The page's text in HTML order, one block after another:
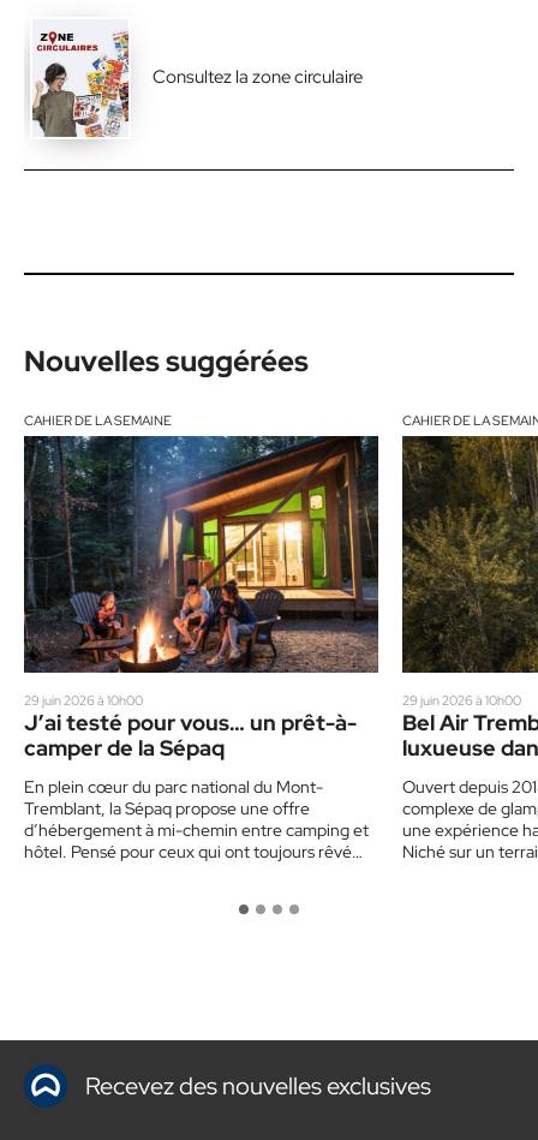
Consultez la zone circulaire
Nouvelles suggérées
CAHIER DE LA SEMAINE
29 juin 2026 à 10h00
J’ai testé pour vous… un prêt-à-
camper de la Sépaq
En plein cœur du parc national du Mont-
Tremblant, la Sépaq propose une offre
d’hébergement à mi-chemin entre camping et
hôtel. Pensé pour ceux qui ont toujours rêvé
CAHIER DE LA
29 juin 2026 à 10h00
Bel Air
luxueuse
Ouvert depuis
complexe de
une expérience
Niché sur un
Recevez des nouvelles exclusives